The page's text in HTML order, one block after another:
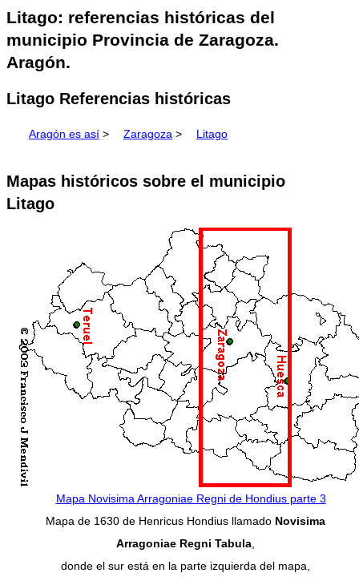
Litago: referencias históricas del
municipio Provincia de Zaragoza.
Aragón.
Litago Referencias históricas
Aragón es así > Zaragoza > Litago
Mapas históricos sobre el municipio
Litago
Mapa Novisima Arragoniae Regni de Hondius parte 3
Mapa de 1630 de Henricus Hondius llamado Novisima
Arragoniae Regni Tabula,
donde el sur está en la parte izquierda del mapa,